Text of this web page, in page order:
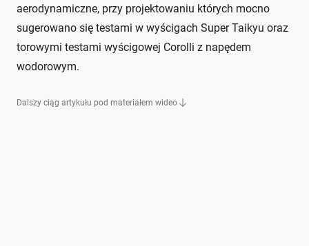
aerodynamiczne, przy projektowaniu których mocno
sugerowano się testami w wyścigach Super Taikyu oraz
torowymi testami wyścigowej Corolli z napędem
wodorowym.
Dalszy ciąg artykułu pod materiałem wideo